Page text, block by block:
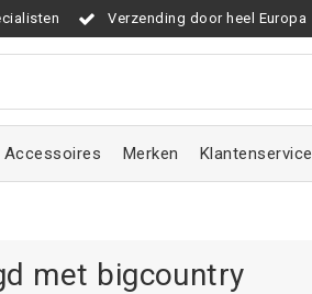
Verzending door heel Europa
Accessoires Merken Klantenservice
met bigcountry